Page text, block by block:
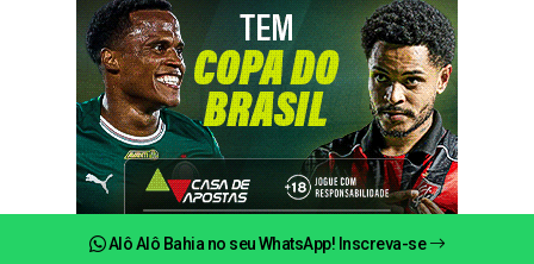
Alô Alô Bahia no seu WhatsApp! Inscreva-se